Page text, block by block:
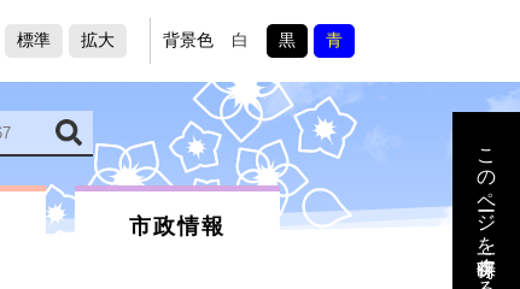
標準 拡大 背景色 白 黒 青
市政情報 このページを一時保存する